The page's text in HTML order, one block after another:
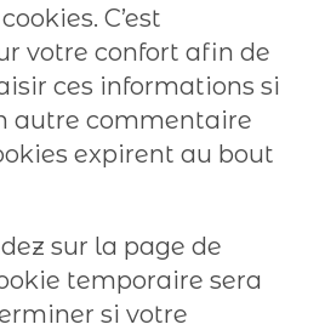
C’est
votre confort afin de
ces informations si
autre commentaire
expirent au bout
sur la page de
temporaire sera
si votre